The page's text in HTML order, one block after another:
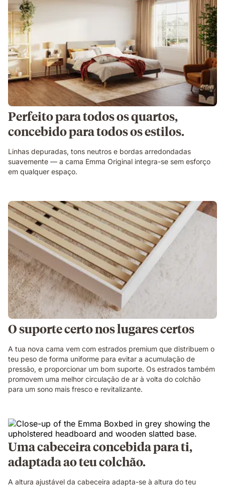
Perfeito para todos os quartos,
concebido para todos os estilos.
Linhas depuradas, tons neutros e bordas arredondadas
suavemente — a cama Emma Original integra-se sem esforço
em qualquer espaço.
O suporte certo nos lugares certos
A tua nova cama vem com estrados premium que distribuem o
teu peso de forma uniforme para evitar a acumulação de
pressão, e proporcionar um bom suporte. Os estrados também
promovem uma melhor circulação de ar à volta do colchão
para um sono mais fresco e revitalizante.
Uma cabeceira concebida para ti,
adaptada ao teu colchão.
A altura ajustável da cabeceira adapta-se à altura do teu